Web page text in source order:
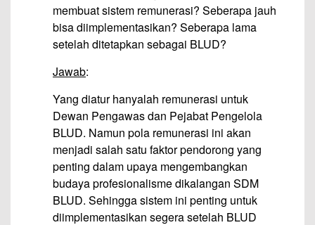
membuat sistem remunerasi? Seberapa jauh
bisa diimplementasikan? Seberapa lama
setelah ditetapkan sebagai BLUD?
Jawab:
Yang diatur hanyalah remunerasi untuk
Dewan Pengawas dan Pejabat Pengelola
BLUD. Namun pola remunerasi ini akan
menjadi salah satu faktor pendorong yang
penting dalam upaya mengembangkan
budaya profesionalisme dikalangan SDM
BLUD. Sehingga sistem ini penting untuk
diimplementasikan segera setelah BLUD